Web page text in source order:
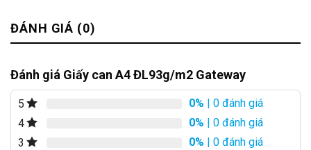
ĐÁNH GIÁ (0)
Đánh giá Giấy can A4 ĐL93g/m2 Gateway
5 0% | 0 đánh giá
4
0% | 0 đánh giá
3
0% | 0 đánh giá